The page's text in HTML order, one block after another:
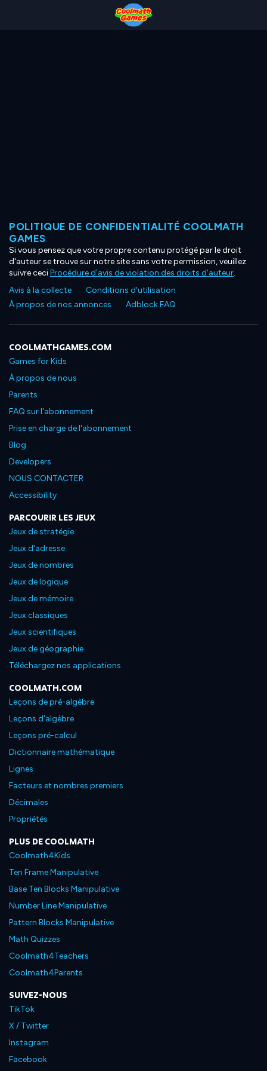
POLITIQUE DE CONFIDENTIALITÉ COOLMATH
GAMES
Si vous pensez que votre propre contenu protégé par le droit
d'auteur se trouve sur notre site sans votre permission, veuillez
suivre ceciProcédure d'avis de violation des droits d'auteur.
Avis à la collecte
Conditions d'utilisation
À propos de nos annonces
Adblock FAQ
COOLMATHGAMES.COM
Games for Kids
À propos de nous
Parents
FAQ sur l'abonnement
Prise en charge de l'abonnement
Blog
Developers
NOUS CONTACTER
Accessibility
PARCOURIR LES JEUX
Jeux de stratégie
Jeux d'adresse
Jeux de nombres
Jeux de logique
Jeux de mémoire
Jeux classiques
Jeux scientifiques
Jeux de géographie
Téléchargez nos applications
COOLMATH.COM
Leçons de pré-algèbre
Leçons d'algèbre
Leçons pré-calcul
Dictionnaire mathématique
Lignes
Facteurs et nombres premiers
Décimales
Propriétés
PLUS DE COOLMATH
Coolmath4Kids
Ten Frame Manipulative
Base Ten Blocks Manipulative
Number Line Manipulative
Pattern Blocks Manipulative
Math Quizzes
Coolmath4Teachers
Coolmath4Parents
SUIVEZ-NOUS
TikTok
X / Twitter
Instagram
Facebook